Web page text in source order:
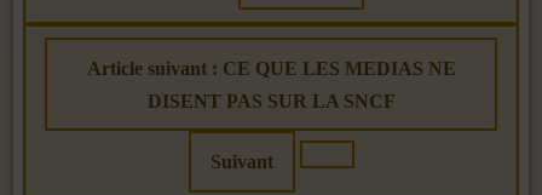
Article suivant : CE QUE LES MEDIAS NE
DISENT PAS SUR LA SNCF
Suivant